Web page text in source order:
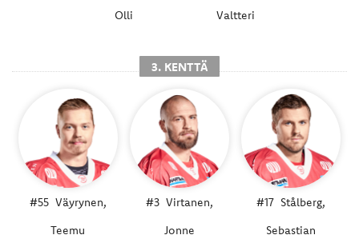
Olli
Valtteri
3. KENTTÄ
#55 Väyrynen,
Teemu
#3 Virtanen,
Jonne
#17 Stålberg,
Sebastian